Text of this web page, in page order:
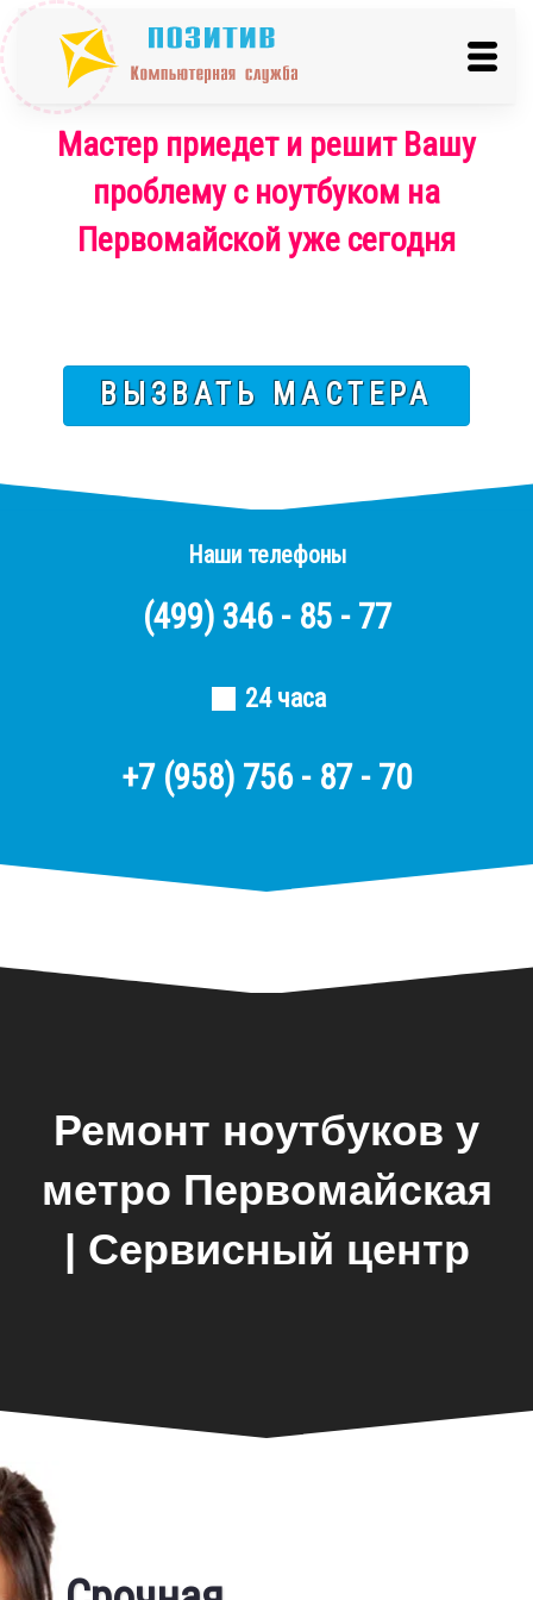
Мастер приедет и решит Вашу
проблему с ноутбуком на
Первомайской уже сегодня
ВЫЗВАТЬ МАСТЕРА
Наши телефоны
(499) 346 - 85 - 77
24 часа
+7 (958) 756 - 87 - 70
Ремонт ноутбуков у
метро Первомайская
| Сервисный центр
Замена экрана